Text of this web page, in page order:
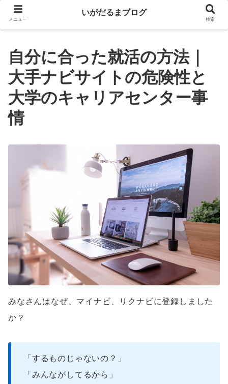
自分に合った就活の方法｜
大手ナビサイトの危険性と
大学のキャリアセンター事
情
みなさんはなぜ、マイナビ、リクナビに登録しました
か？
「するものじゃないの？」
「みんながしてるから」
メニュー
いがだるまブログ
検索